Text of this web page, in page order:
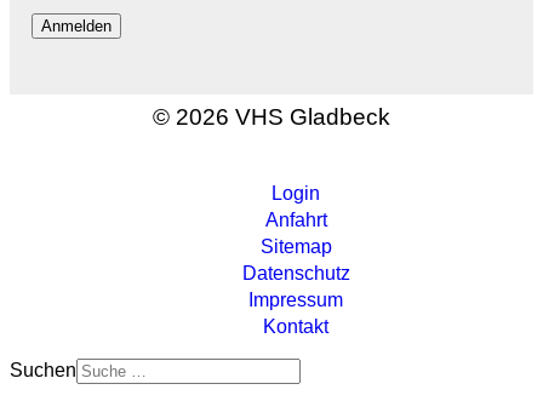
Anmelden
© 2026 VHS Gladbeck
Login
Anfahrt
Sitemap
Datenschutz
Impressum
Kontakt
Suchen